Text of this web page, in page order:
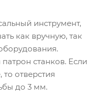
инструмент,
как вручную, так
станков. Если
отверстия
до 3 мм.